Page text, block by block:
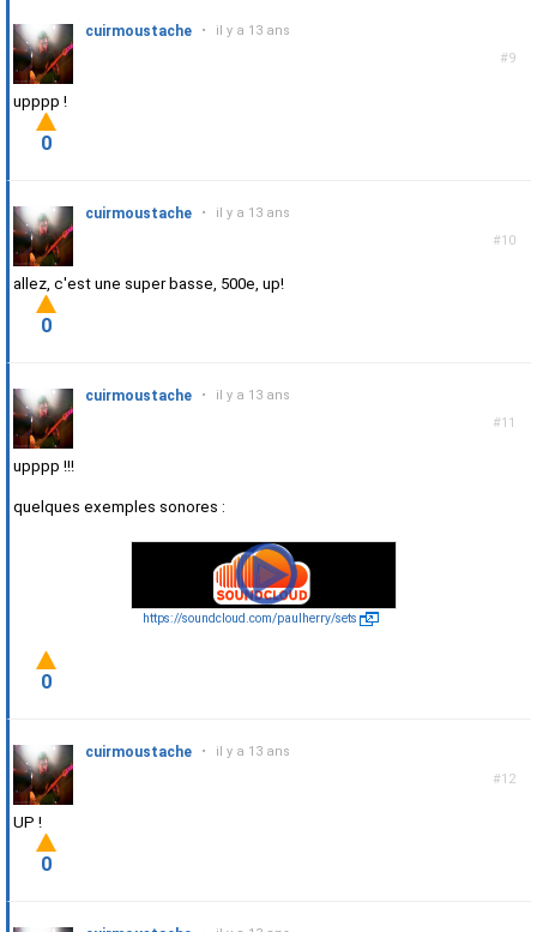
#9
cuirmoustache • il y a 13 ans
upppp !
0
#10
cuirmoustache • il y a 13 ans
allez, c'est une super basse, 500e, up!
0
#11
cuirmoustache • il y a 13 ans
upppp !!!
quelques exemples sonores :
https://soundcloud.com/paulherry/sets
0
#12
cuirmoustache • il y a 13 ans
UP !
0